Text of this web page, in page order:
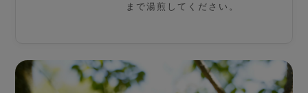
まで湯煎してください。